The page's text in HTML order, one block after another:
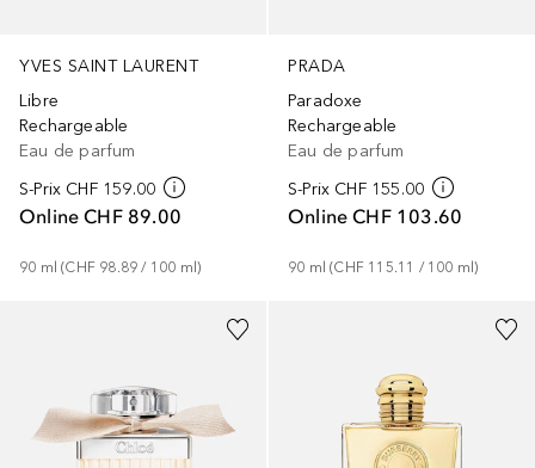
YVES SAINT LAURENT
Libre
Rechargeable
Eau de parfum
S-Prix CHF 159.00
Online CHF 89.00
90 ml (CHF 98.89 / 100 ml)
PRADA
Paradoxe
Rechargeable
Eau de parfum
S-Prix CHF 155.00
Online CHF 103.60
90 ml (CHF 115.11 / 100 ml)